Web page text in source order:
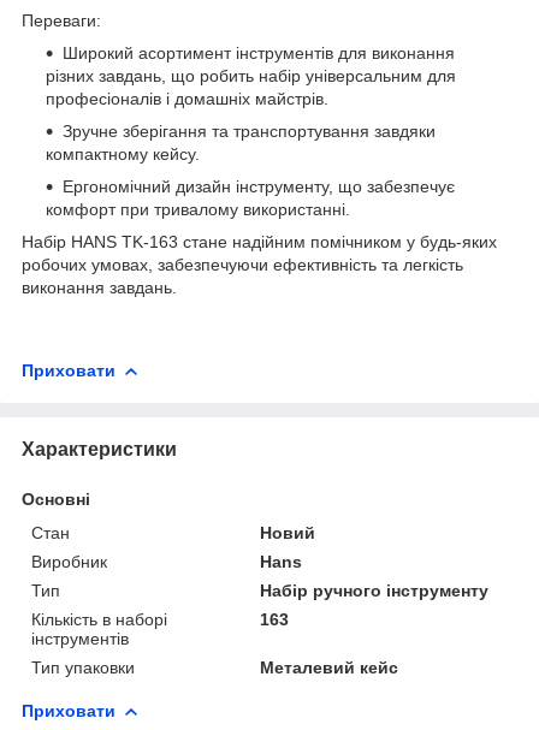
Переваги:
Широкий асортимент інструментів для виконання
різних завдань, що робить набір універсальним для
професіоналів і домашніх майстрів.
Зручне зберігання та транспортування завдяки
компактному кейсу.
Ергономічний дизайн інструменту, що забезпечує
комфорт при тривалому використанні.
Набір HANS TK-163 стане надійним помічником у будь-яких
робочих умовах, забезпечуючи ефективність та легкість
виконання завдань.
Приховати
Характеристики
Основні
Стан
Новий
Виробник
Hans
Тип
Набір ручного інструменту
Кількість в наборі
інструментів
163
Тип упаковки Металевий кейс
Приховати